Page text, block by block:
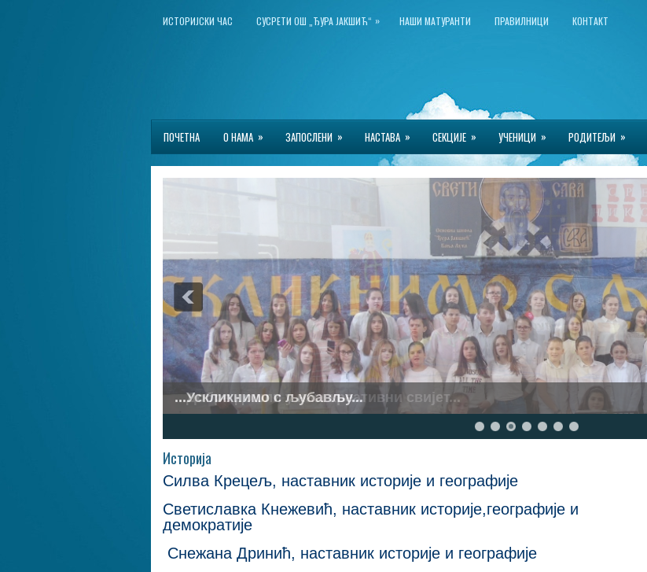
ИСТОРИЈСКИ ЧАС СУСРЕТИ ОШ „ЂУРА ЈАКШИЋ“ » НАШИ МАТУРАНТИ ПРАВИЛНИЦИ КОНТАКТ
ПОЧЕТНА О НАМА » ЗАПОСЛЕНИ » НАСТАВА » СЕКЦИЈЕ » УЧЕНИЦИ » РОДИТЕЉИ »
...Ускликнимо с љубављу...
Историја
Силва Крецељ, наставник историје и географије
Светиславка Кнежевић, наставник историје,географије и
демократије
Снежана Дринић, наставник историје и географије